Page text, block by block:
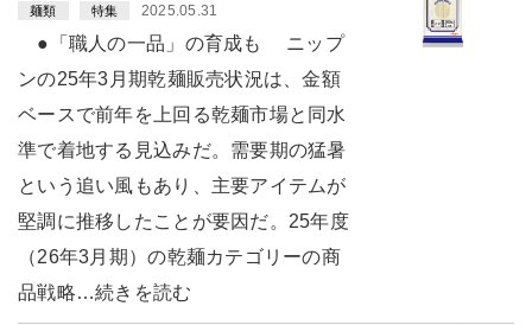
麺類 特集 2025.05.31
●「職人の一品」の育成も ニップ
ンの25年3月期乾麺販売状況は、金額
ベースで前年を上回る乾麺市場と同水
準で着地する見込みだ。需要期の猛暑
という追い風もあり、主要アイテムが
堅調に推移したことが要因だ。25年度
（26年3月期）の乾麺カテゴリーの商
品戦略…続きを読む